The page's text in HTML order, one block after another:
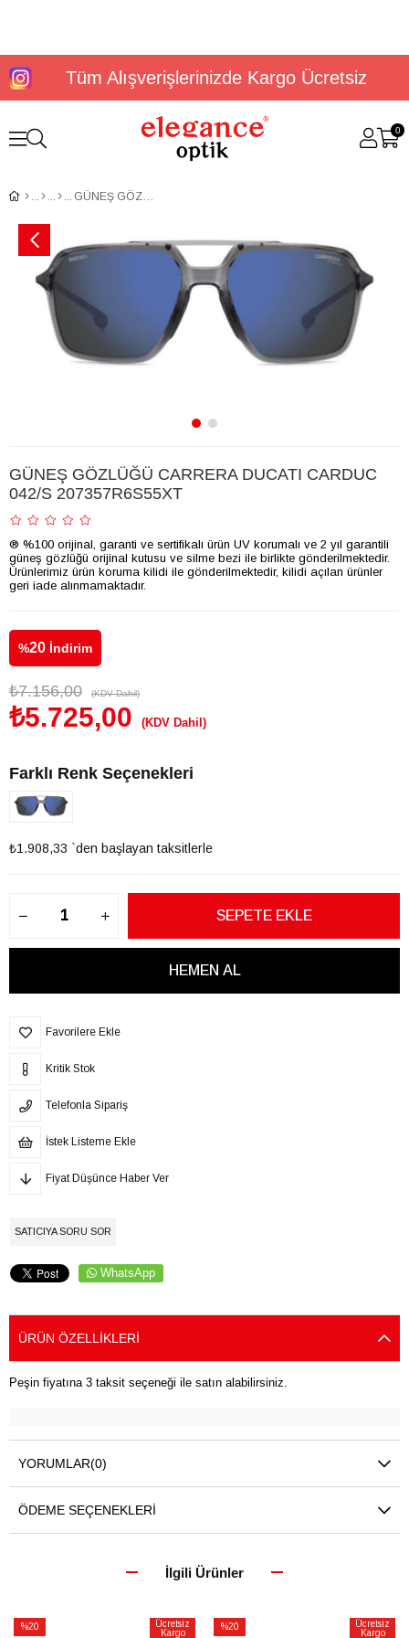
Tüm Alışverişlerinizde Kargo Ücretsiz
0
GÜNEŞ GÖZLÜĞÜ CARRERA DUCATI CARDUC 042/S 207357R6S55XT
GÜNEŞ GÖZLÜĞÜ CARRERA DUCATI CARDUC
042/S 207357R6S55XT
® %100 orijinal, garanti ve sertifikalı ürün UV korumalı ve 2 yıl garantili
güneş gözlüğü orijinal kutusu ve silme bezi ile birlikte gönderilmektedir.
Ürünlerimiz ürün koruma kilidi ile gönderilmektedir, kilidi açılan ürünler
geri iade alınmamaktadır.
%20 İndirim
₺7.156,00 (KDV Dahil)
₺5.725,00 (KDV Dahil)
Farklı Renk Seçenekleri
₺1.908,33 `den başlayan taksitlerle
Favorilere Ekle
Kritik Stok
Telefonla Sipariş
İstek Listeme Ekle
Fiyat Düşünce Haber Ver
SATICIYA SORU SOR
WhatsApp
ÜRÜN ÖZELLIKLERI
Peşin fiyatına 3 taksit seçeneği ile satın alabilirsiniz.
YORUMLAR(0)
ÖDEME SEÇENEKLERI
İlgili Ürünler
%20
Ücretsiz
Kargo
%20
Ücretsiz
Kargo